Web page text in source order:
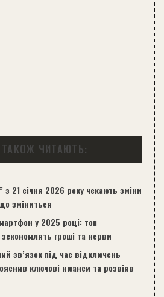
ТАКОЖ ЧИТАЮТЬ:
21 січня 2026 року чекають зміни
зміниться
у 2025 році: топ
гроші та нерви
зв’язок під час відключень
ключові нюанси та розвіяв